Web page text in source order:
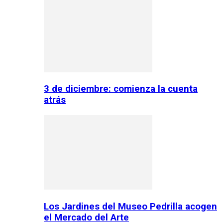
3 de diciembre: comienza la cuenta
atrás
Los Jardines del Museo Pedrilla acogen
el Mercado del Arte